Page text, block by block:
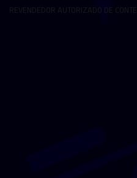
REVENDEDOR AUTORIZADO DE